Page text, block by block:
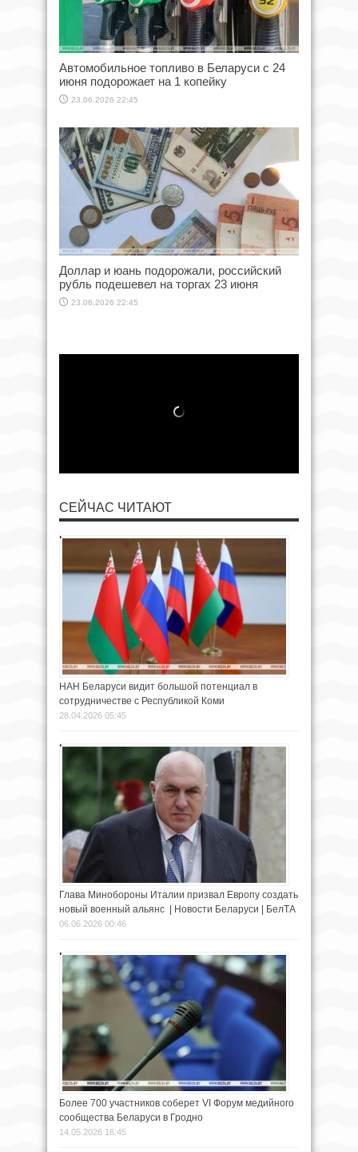
Автомобильное топливо в Беларуси с 24
июня подорожает на 1 копейку
23.06.2026 22:45
Доллар и юань подорожали, российский
рубль подешевел на торгах 23 июня
23.06.2026 22:45
СЕЙЧАС ЧИТАЮТ
НАН Беларуси видит большой потенциал в
сотрудничестве с Республикой Коми
28.04.2026 05:45
Глава Минобороны Италии призвал Европу создать
новый военный альянс | Новости Беларуси | БелТА
06.06.2026 00:46
Более 700 участников соберет VI Форум медийного
сообщества Беларуси в Гродно
14.05.2026 16:45